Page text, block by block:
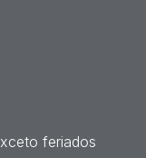
feriados